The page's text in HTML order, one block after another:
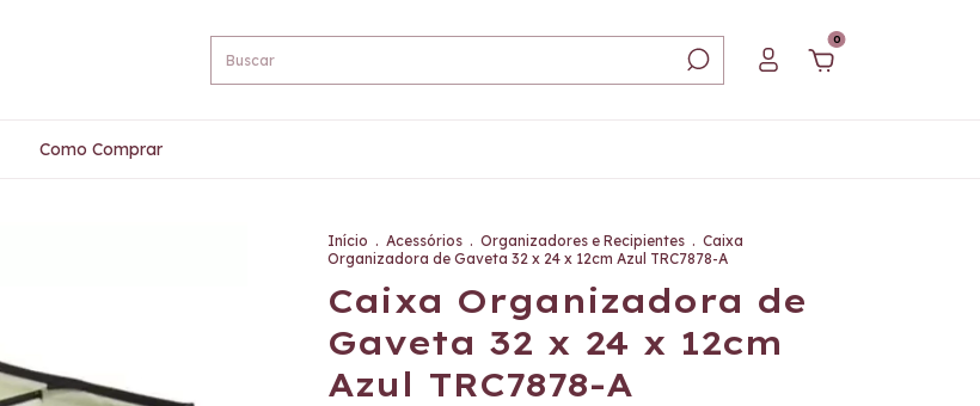
0
Como Comprar
Início . Acessórios . Organizadores e Recipientes . Caixa
Organizadora de Gaveta 32 x 24 x 12cm Azul TRC7878-A
Caixa Organizadora de
Gaveta 32 x 24 x 12cm
Azul TRC7878-A